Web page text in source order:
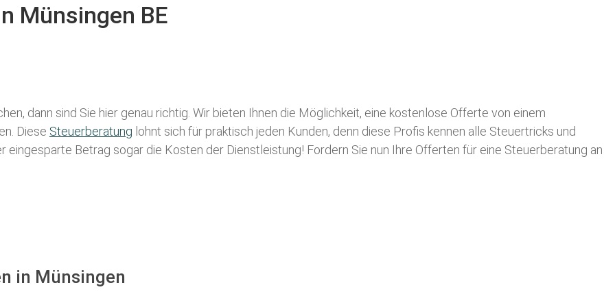
Münsingen BE
dann sind Sie hier genau richtig. Wir bieten Ihnen die Möglichkeit, eine kostenlose Offerte von einem
Diese Steuerberatung lohnt sich für praktisch jeden Kunden, denn diese Profis kennen alle Steuertricks und
eingesparte Betrag sogar die Kosten der Dienstleistung! Fordern Sie nun Ihre Offerten für eine Steuerberatung an
in Münsingen